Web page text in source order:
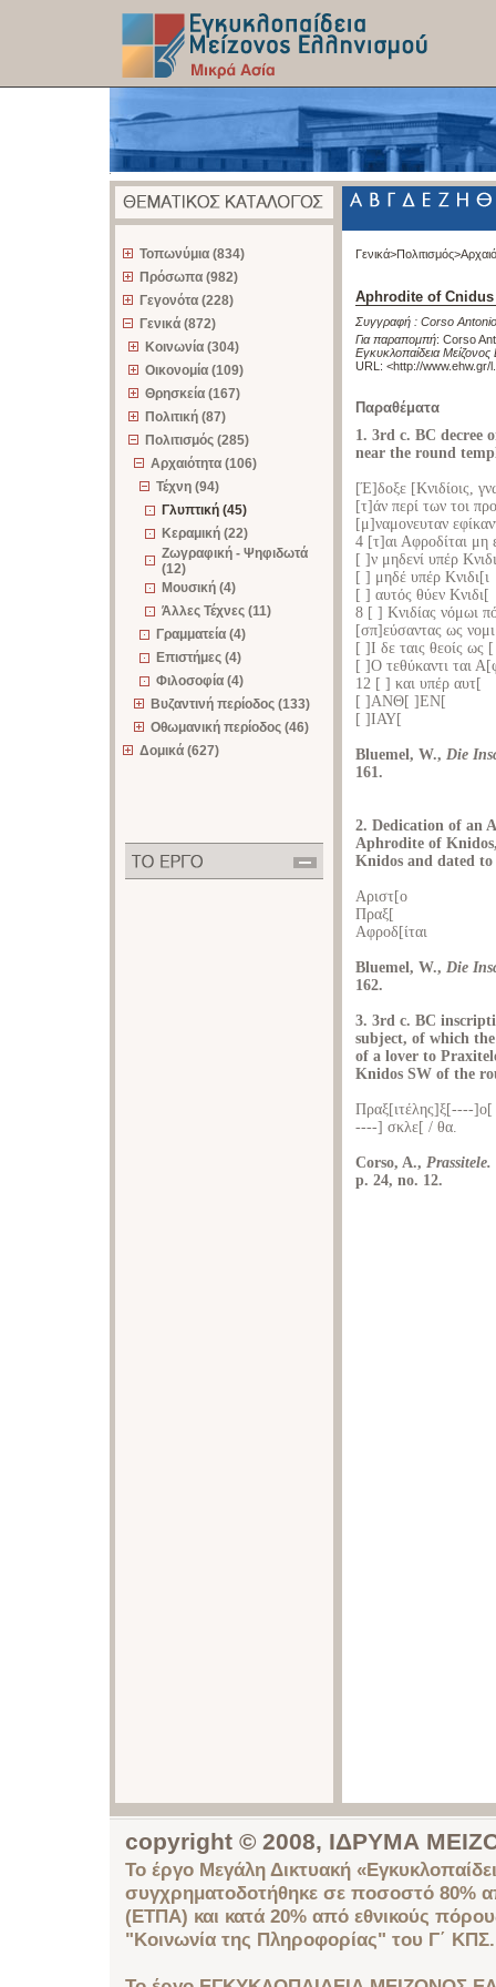
Τοπωνύμια (834)
Πρόσωπα (982)
Γεγονότα (228)
Γενικά (872)
Κοινωνία (304)
Οικονομία (109)
Θρησκεία (167)
Πολιτική (87)
Πολιτισμός (285)
Αρχαιότητα (106)
Τέχνη (94)
Γλυπτική (45)
Κεραμική (22)
Ζωγραφική - Ψηφιδωτά
(12)
Μουσική (4)
Άλλες Τέχνες (11)
Γραμματεία (4)
Επιστήμες (4)
Φιλοσοφία (4)
Βυζαντινή περίοδος (133)
Οθωμανική περίοδος (46)
Δομικά (627)
Γενικά>Πολιτισμός>
Aphrodite of Cnidus
Συγγραφή : Corso Antonio
Για παραπομπή: Corso
Εγκυκλοπαίδεια
URL: <http://www.ehw.gr/
Παραθέματα
1. 3rd c. BC decree
near the round
[Έ]δοξε [Κνιδίοις,
[τ]άν περί των τοι
[μ]ναμονευταν
4 [τ]αι Αφροδίται μη
[ ]ν μηδενί υπέρ
[ ] μηδέ υπέρ Κνιδι[ι
[ ] αυτός θύεν Κνιδι[
8 [ ] Κνιδίας νόμωι
[σπ]εύσαντας ως
[ ]Ι δε ταις θεοίς ως [
[ ]Ο τεθύκαντι ται
12 [ ] και υπέρ αυτ[
[ ]ΑΝΘ[ ]ΕΝ[
[ ]ΙΑΥ[
Bluemel, W., Die
161.
2. Dedication of an
Aphrodite of
Knidos and dated
Αριστ[ο
Πραξ[
Αφροδ[ίται
Bluemel, W., Die
162.
3. 3rd c. BC
subject, of which
of a lover to
Knidos SW of the
Πραξ[ιτέλης]ξ[----
----] σκλε[ / θα.
Corso, A.,
p. 24, no. 12.
copyright © 2008, ΙΔΡΥΜΑ
Το έργο Μεγάλη Δικτυακή
συγχρηματοδοτήθηκε σε ποσοστό 80%
(ΕΤΠΑ) και κατά 20% από εθνικούς
"Κοινωνία της Πληροφορίας" του Γ΄ ΚΠΣ.